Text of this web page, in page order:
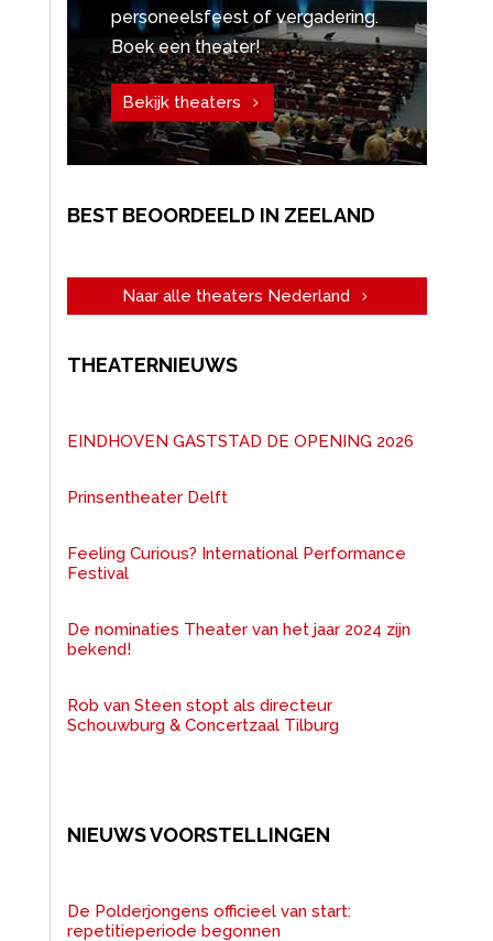
personeelsfeest of vergadering.
Boek een theater!
Bekijk theaters
BEST BEOORDEELD IN ZEELAND
Naar alle theaters Nederland
THEATERNIEUWS
EINDHOVEN GASTSTAD DE OPENING 2026
Prinsentheater Delft
Feeling Curious? International Performance
Festival
De nominaties Theater van het jaar 2024 zijn
bekend!
Rob van Steen stopt als directeur
Schouwburg & Concertzaal Tilburg
NIEUWS VOORSTELLINGEN
De Polderjongens officieel van start:
repetitieperiode begonnen